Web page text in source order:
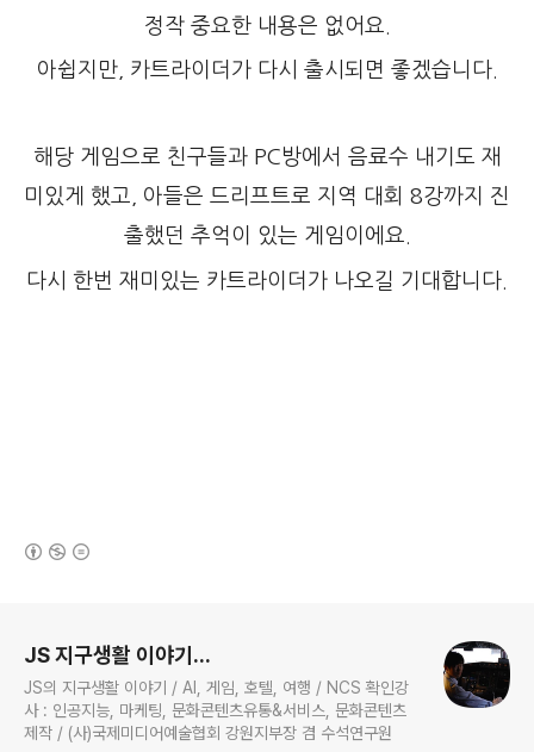
정작 중요한 내용은 없어요.
아쉽지만, 카트라이더가 다시 출시되면 좋겠습니다.
해당 게임으로 친구들과 PC방에서 음료수 내기도 재
미있게 했고, 아들은 드리프트로 지역 대회 8강까지 진
출했던 추억이 있는 게임이에요.
다시 한번 재미있는 카트라이더가 나오길 기대합니다.
JS 지구생활 이야기...
JS의 지구생활 이야기 / AI, 게임, 호텔, 여행 / NCS 확인강
사 : 인공지능, 마케팅, 문화콘텐츠유통&서비스, 문화콘텐츠
제작 / (사)국제미디어예술협회 강원지부장 겸 수석연구원